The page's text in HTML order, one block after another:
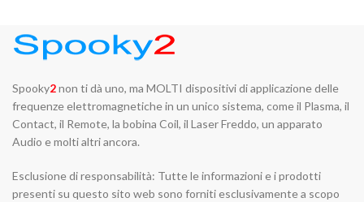
Spooky2non ti dà uno, ma MOLTI dispositivi di applicazione delle
frequenze elettromagnetiche in un unico sistema, come il Plasma, il
Contact, il Remote, la bobina Coil, il Laser Freddo, un apparato
Audio e molti altri ancora.
Esclusione di responsabilità: Tutte le informazioni e i prodotti
presenti su questo sito web sono forniti esclusivamente a scopo